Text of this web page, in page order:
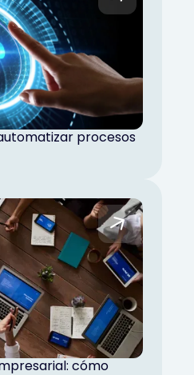
procesos
cómo